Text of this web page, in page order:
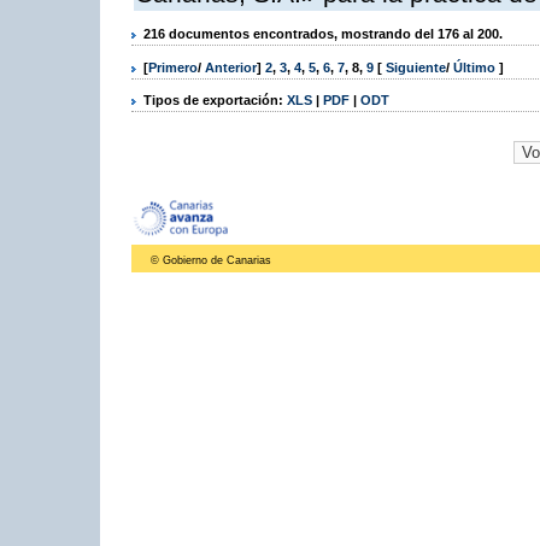
216 documentos encontrados, mostrando del 176 al 200.
[Primero/ Anterior] 2, 3, 4, 5, 6, 7, 8, 9 [ Siguiente/ Último ]
Tipos de exportación: XLS | PDF | ODT
© Gobierno de Canarias